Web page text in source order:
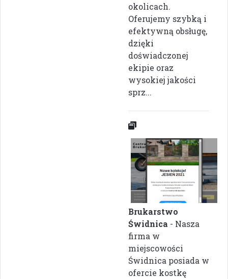
okolicach.
Oferujemy szybką i
efektywną obsługę,
dzięki
doświadczonej
ekipie oraz
wysokiej jakości
sprz...
Brukarstwo
Świdnica - Nasza
firma w
miejscowości
Świdnica posiada w
ofercie kostkę